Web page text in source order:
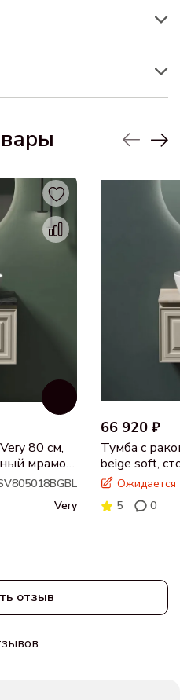
80 см,
мрамор,
Very
66 920 ₽
Тумба с
beige soft,
раковина
Ожидается
5
0
отзыв